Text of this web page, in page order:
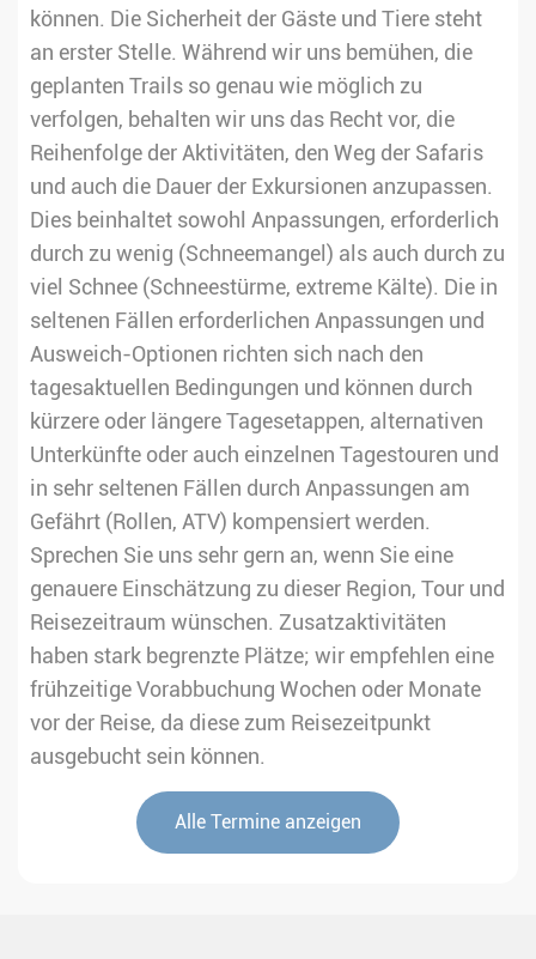
können. Die Sicherheit der Gäste und Tiere steht
an erster Stelle. Während wir uns bemühen, die
geplanten Trails so genau wie möglich zu
verfolgen, behalten wir uns das Recht vor, die
Reihenfolge der Aktivitäten, den Weg der Safaris
und auch die Dauer der Exkursionen anzupassen.
Dies beinhaltet sowohl Anpassungen, erforderlich
durch zu wenig (Schneemangel) als auch durch zu
viel Schnee (Schneestürme, extreme Kälte). Die in
seltenen Fällen erforderlichen Anpassungen und
Ausweich-Optionen richten sich nach den
tagesaktuellen Bedingungen und können durch
kürzere oder längere Tagesetappen, alternativen
Unterkünfte oder auch einzelnen Tagestouren und
in sehr seltenen Fällen durch Anpassungen am
Gefährt (Rollen, ATV) kompensiert werden.
Sprechen Sie uns sehr gern an, wenn Sie eine
genauere Einschätzung zu dieser Region, Tour und
Reisezeitraum wünschen. Zusatzaktivitäten
haben stark begrenzte Plätze; wir empfehlen eine
frühzeitige Vorabbuchung Wochen oder Monate
vor der Reise, da diese zum Reisezeitpunkt
ausgebucht sein können.
Alle Termine anzeigen